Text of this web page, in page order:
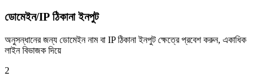
ডোমেইন/IP ঠিকানা ইনপুট
অনুসন্ধানের জন্য ডোমেইন নাম বা IP ঠিকানা ইনপুট ক্ষেত্রে প্রবেশ করুন, একাধিক
লাইন বিভাজক দিয়ে
2